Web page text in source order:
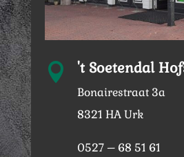
 't Soetendal
Bonairestraat 3a
8321 HA Urk
0527 – 68 51 61